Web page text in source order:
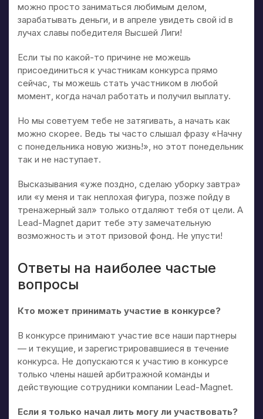
можно просто заниматься любимым делом,
зарабатывать деньги, и в апреле увидеть свой id в
лучах славы победителя Высшей Лиги!
Если ты по какой-то причине не можешь
присоединиться к участникам конкурса прямо
сейчас, ты можешь стать участником в любой
момент, когда начал работать и получил выплату.
Но мы советуем тебе не затягивать, а начать как
можно скорее. Ведь ты часто слышал фразу «Начну
с понедельника новую жизнь!», но этот понедельник
так и не наступает.
Высказывания «уже поздно, сделаю уборку завтра»
или «у меня и так неплохая фигура, позже пойду в
тренажерный зал» только отдаляют тебя от цели. А
Lead-Magnet дарит тебе эту замечательную
возможность и этот призовой фонд. Не упусти!
Ответы на наиболее частые
вопросы
Кто может принимать участие в конкурсе?
В конкурсе принимают участие все наши партнеры
— и текущие, и зарегистрировавшиеся в течение
конкурса. Не допускаются к участию в конкурсе
только члены нашей арбитражной команды и
действующие сотрудники компании Lead-Magnet.
Если я только начал лить могу ли участвовать?